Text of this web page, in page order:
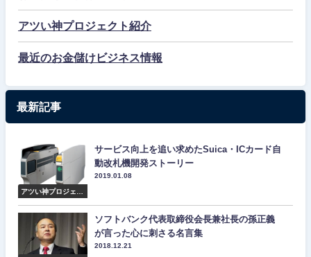
アツい神プロジェクト紹介
最近のお金儲けビジネス情報
最新記事
アツい神プロジェク
サービス向上を追い求めたSuica・ICカード自
動改札機開発ストーリー
2019.01.08
ソフトバンク代表取締役会長兼社長の孫正義
が言った心に刺さる名言集
2018.12.21